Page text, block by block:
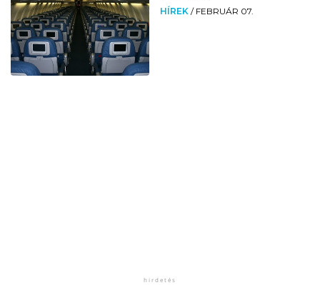
HÍREK / FEBRUÁR 07.